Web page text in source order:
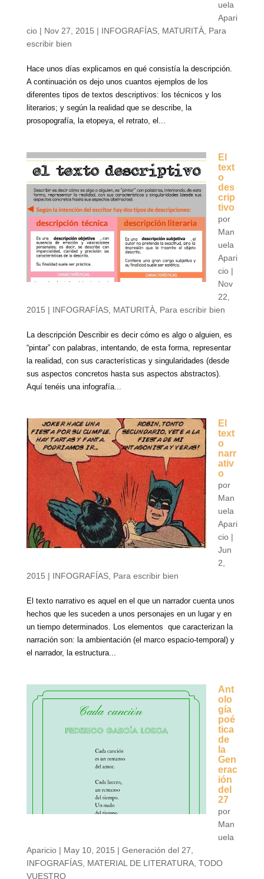
uela
Apari
cio| Nov 27, 2015 | INFOGRAFÍAS, MATURITÀ, Para
escribir bien
Hace unos días explicamos en qué consistía la descripción.
A continuación os dejo unos cuantos ejemplos de los
diferentes tipos de textos descriptivos: los técnicos y los
literarios; y según la realidad que se describe, la
prosopografía, la etopeya, el retrato, el...
El
text
o
des
crip
tivo
por
Man
uela
Apari
cio|
Nov
22,
2015 | INFOGRAFÍAS, MATURITÀ, Para escribir bien
La descripción Describir es decir cómo es algo o alguien, es
“pintar” con palabras, intentando, de esta forma, representar
la realidad, con sus características y singularidades (desde
sus aspectos concretos hasta sus aspectos abstractos).
Aquí tenéis una infografía...
El
text
o
narr
ativ
o
por
Man
uela
Apari
cio|
Jun
2,
2015 | INFOGRAFÍAS, Para escribir bien
El texto narrativo es aquel en el que un narrador cuenta unos
hechos que les suceden a unos personajes en un lugar y en
un tiempo determinados. Los elementos que caracterizan la
narración son: la ambientación (el marco espacio-temporal) y
el narrador, la estructura...
Ant
olo
gía
poé
tica
de
la
Gen
erac
ión
del
27
por
Man
uela
Aparicio| May 10, 2015 | Generación del 27
INFOGRAFÍAS, MATERIAL DE LITERATURA, TODO
VUESTRO